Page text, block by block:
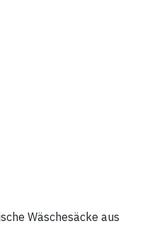
Wäschesäcke aus